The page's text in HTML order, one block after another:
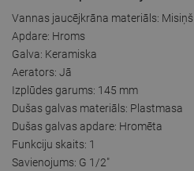
Vannas jaucējkrāna materiāls: Misiņš
Apdare: Hroms
Galva: Keramiska
Aerators: Jā
Izplūdes garums: 145 mm
Dušas galvas materiāls: Plastmasa
Dušas galvas apdare: Hromēta
Funkciju skaits: 1
Savienojums: G 1/2"